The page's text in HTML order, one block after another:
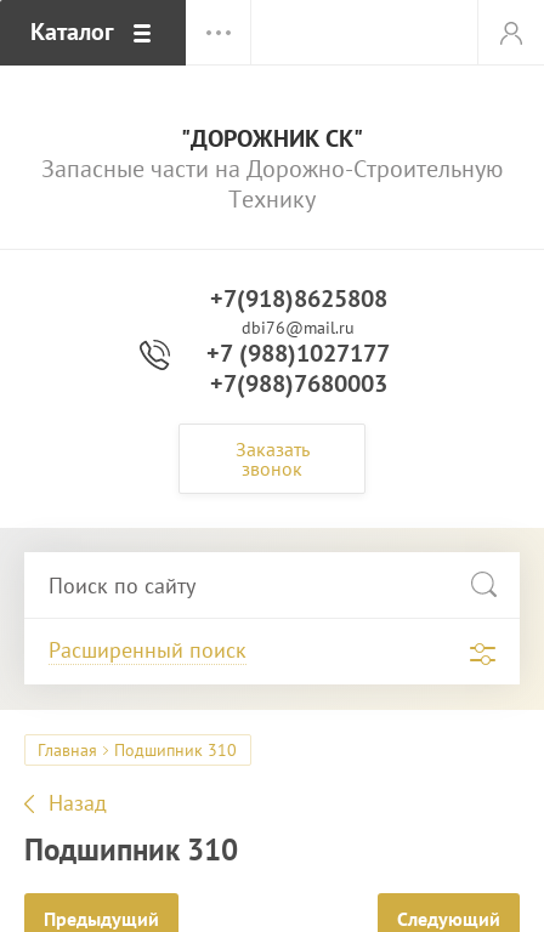
Каталог
"ДОРОЖНИК СК"
Запасные части на Дорожно-Строительную
Технику
+7(918)8625808
dbi76@mail.ru
+7 (988)1027177
+7(988)7680003
Заказать
звонок
Расширенный поиск
Главная Подшипник 310
Назад
Подшипник 310
Предыдущий Следующий